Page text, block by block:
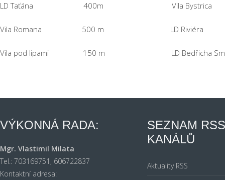
LD Taťána 400m Vila
Vila Romana 500 m LD
Vila pod lipami 150 m LD Bedřicha
VÝKONNÁ RADA:
Mgr. Vlastimil Milata
Tel.: 703169751, 606722837
Kontaktní adresa:
SEZNAM RSS
KANÁLŮ
Aktuality RSS